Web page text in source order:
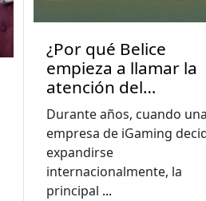
¿Por qué Belice
empieza a llamar la
atención del
ecosistema iGaming?
Durante años, cuando una
empresa de iGaming
expandirse
internacionalmente, la
principal ...